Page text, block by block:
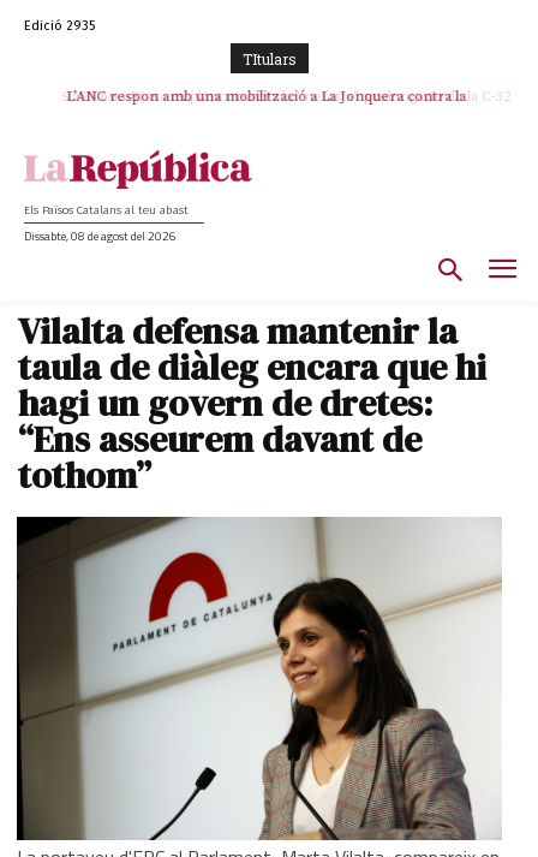
Edició 2935
TItulars
L’ANC respon amb una mobilització a La Jonquera contra la
SOS Costa Brava es planta contra la “nefasta” prolongació de la C-32 i
Els Països Catalans al teu abast
Dissabte, 08 de agost del 2026
Vilalta defensa mantenir la
taula de diàleg encara que hi
hagi un govern de dretes:
“Ens asseurem davant de
tothom”